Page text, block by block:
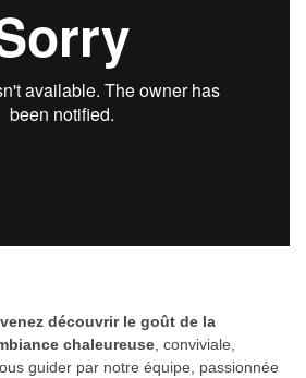
venez découvrir le goût de la
chaleureuse , conviviale,
guider par notre équipe, passionnée